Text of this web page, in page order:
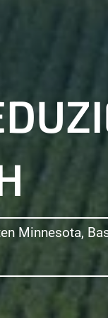
Minnesota,